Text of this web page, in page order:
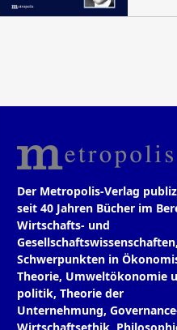
Der Metropolis-Verlag
seit 40 Jahren Bücher im
Wirtschafts- und
Schwerpunkten in
Theorie, Umweltökonomie
politik, Theorie der
Unternehmung,